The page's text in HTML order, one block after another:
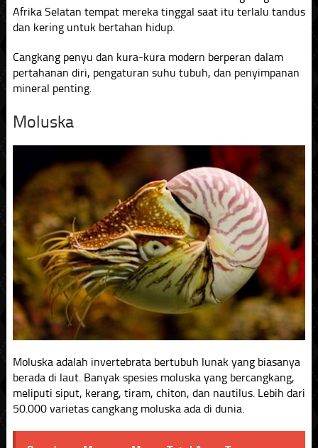
Afrika Selatan tempat mereka tinggal saat itu terlalu tandus
dan kering untuk bertahan hidup.
Cangkang penyu dan kura-kura modern berperan dalam
pertahanan diri, pengaturan suhu tubuh, dan penyimpanan
mineral penting.
Moluska
Moluska adalah invertebrata bertubuh lunak yang biasanya
berada di laut. Banyak spesies moluska yang bercangkang,
meliputi siput, kerang, tiram, chiton, dan nautilus. Lebih dari
50.000 varietas cangkang moluska ada di dunia.